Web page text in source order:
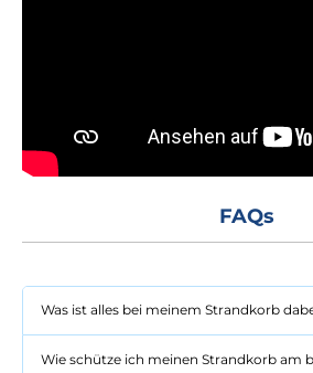
FAQs
Was ist alles bei meinem Strandkorb
Wie schütze ich meinen Strandkorb am